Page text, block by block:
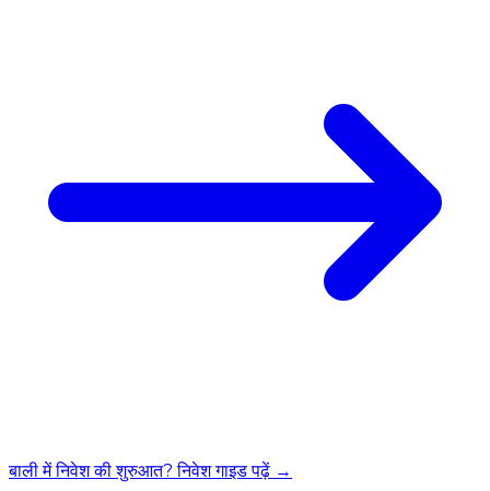
बाली में निवेश की शुरुआत? निवेश गाइड पढ़ें →